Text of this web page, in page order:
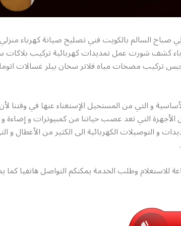
صباح السالم بالكويت فني تصليح صيانة كهرباء
كشف شورت عمل تمديدات كهربائية تركيب
تركيب مضخات مياه فلاتر سخان بيلر غسالات
و التي من المستحيل الإستغناء عنها في وقتنا
الأجهزة التي تعد عصب حياتنا من كمبيوترات و
و التوصيلات الكهربائية الى الكثير من الأعطال و
للاستعلام وطلب الخدمة يمكنكم التواصل هاتفيا كما